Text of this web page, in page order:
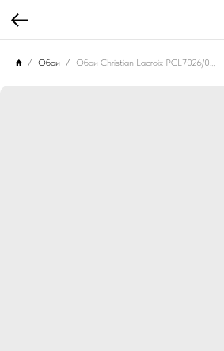
Обои Обои Christian Lacroix PCL7026/03 Les Messagers Printemps